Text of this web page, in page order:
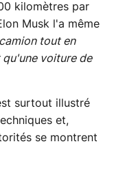
kilomètres par
Musk l'a même
tout en
voiture de
surtout illustré
et,
se montrent